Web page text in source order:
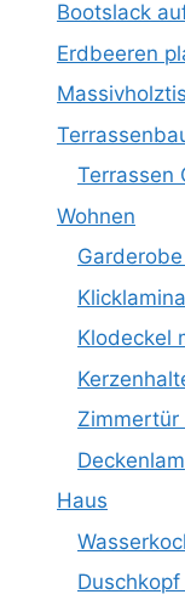
Bootslack
Erdbeeren
Terrassen
Wohnen
Klodeckel
Zimmertür
Haus